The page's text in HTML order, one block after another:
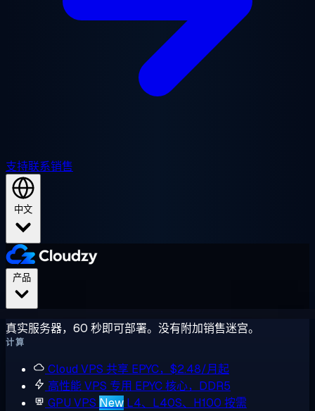
支持联系销售
中文
真实服务器，60 秒即可部署。没有附加销售迷宫。
计算
Cloud VPS 共享 EPYC，$2.48/月起
高性能 VPS 专用 EPYC 核心，DDR5
GPU VPS New L4、L40S、H100 按需